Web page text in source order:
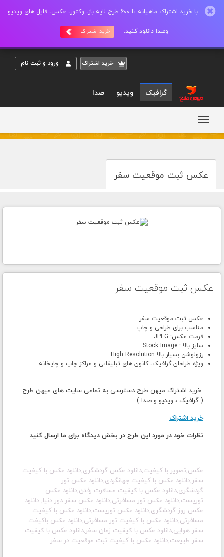
با خرید اشتراک ماهیانه تا 600 طرح لایه باز، وکتور، عکس، فایل های ویدیو
وصدا دانلود کنید. خرید اشتراک
خريد اشتراک ورود و ثبت نام
گرافیک ویدیو صدا
عکس ثبت موقعیت سفر
عکس ثبت موقعیت سفر
عکس ثبت موقعیت سفر
مناسب برای طراحی و چاپ
فرمت عکس: JPEG
سایز بالا : Stock Image
رزولوشن بسیار بالا High Resolution
ویژه طراحان گرافیک، کانون های تبلیغاتی و مراکز چاپ و چاپخانه
خرید اشتراک میهن طرح دسترسی به تمامی سایت های میهن طرح
( گرافیک ، ویدیو و صدا )
خرید اشتراک
نظرات خود در مورد این طرح در بخش دیدگاه برای ما ارسال کنید
عکس,تصویر با کیفیت,دانلود عکس گردشگری,دانلود عکس با کیفیت
سفر,دانلود عکس با کیفیت جهانگردی,دانلود عکس تور
گردشگری,دانلود عکس با کیفیت مسافرت رفتن,دانلود عکس
توریست,دانلود عکس تور مسافرتی,دانلود عکس سفر دور دنیا, دانلود
عکس روز گردشگری,دانلود عکس توریست,دانلود عکس با کیفیت
مسافرتی,دانلود عکس با کیفیت تور مسافرتی,دانلود عکس باکیفت
سفر هوایی,دانلود عکس با کیفیت زمان سفر,دانلود عکس با کیفیت
سفر طبیعت,دانلود عکس با کیفیت ثبت موقعیت در سفر